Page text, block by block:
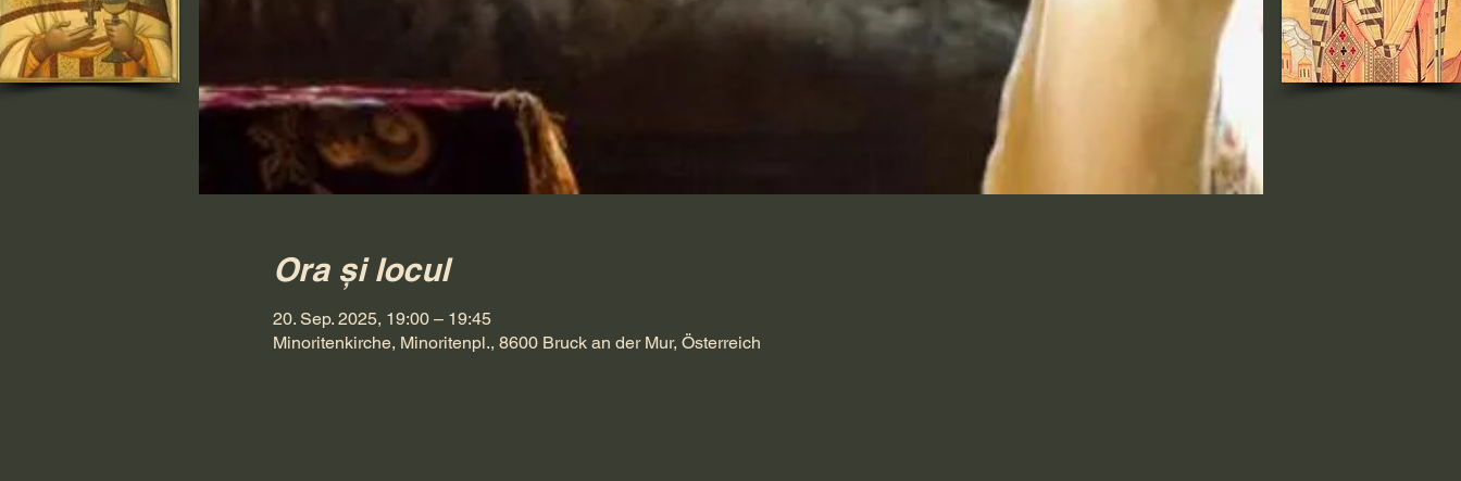
Ora și locul
20. Sep. 2025, 19:00 – 19:45
Minoritenkirche, Minoritenpl., 8600 Bruck an der Mur, Österreich